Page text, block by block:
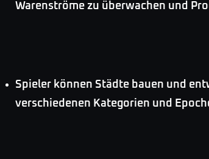
Warenströme zu überwachen und
Spieler können Städte bauen und
verschiedenen Kategorien und